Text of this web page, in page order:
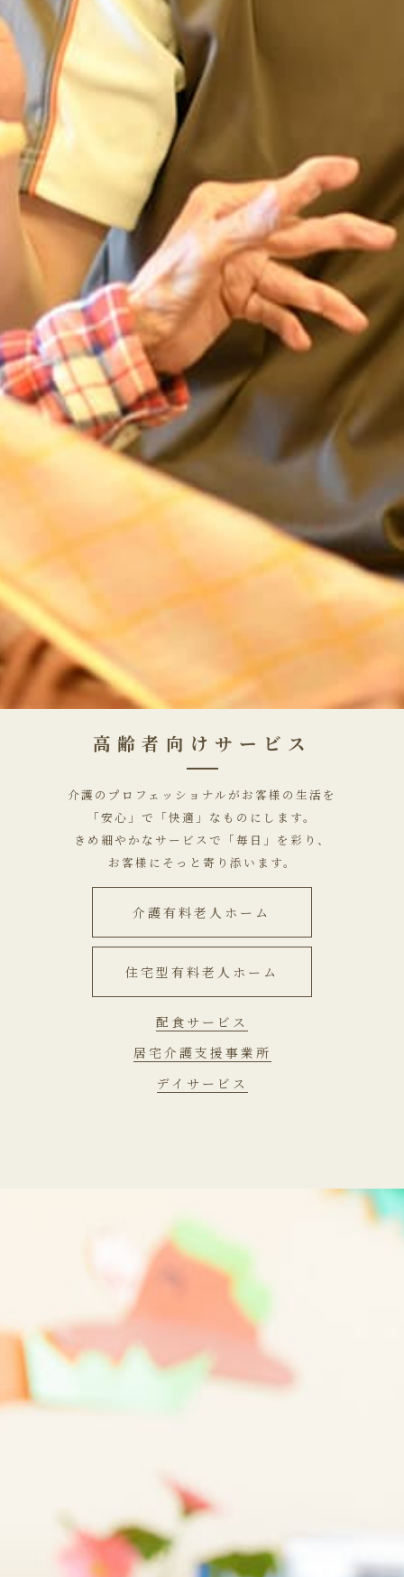
高齢者向けサービス
介護のプロフェッショナルがお客様の生活を
「安心」で「快適」なものにします。
きめ細やかなサービスで「毎日」を彩り、
お客様にそっと寄り添います。
介護有料老人ホーム
住宅型有料老人ホーム
配食サービス
居宅介護支援事業所
デイサービス